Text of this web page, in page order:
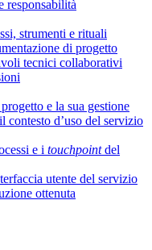
responsabilità
strumenti e rituali
di progetto
tecnici collaborativi
e la sua gestione
contesto d’uso del servizio
e i touchpointdel
utente del servizio
ottenuta